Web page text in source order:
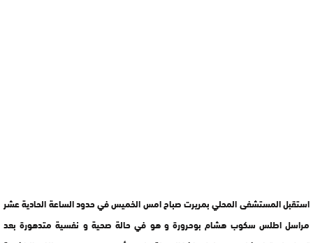
استقبل المستشفى المحلي بمريرت صباح امس الخميس في حدود الساعة الحادية عشر
مراسل اطلس سكوب هشام بوحرورة و هو في حالة صحية و نفسية متدهورة بعد